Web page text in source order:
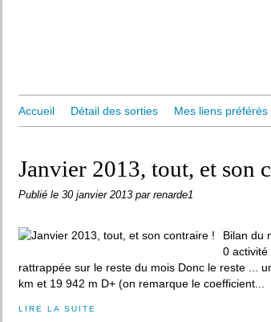
Accueil Détail des sorties Mes liens préférés
Janvier 2013, tout, et son
Publié le 30 janvier 2013 par renarde1
Bilan du
0 activité
rattrappée sur le reste du mois Donc le reste ...
km et 19 942 m D+ (on remarque le coefficient...
LIRE LA SUITE